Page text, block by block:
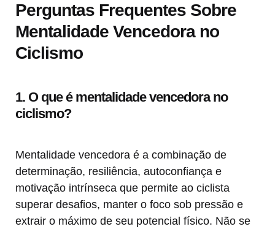
Perguntas Frequentes Sobre
Mentalidade Vencedora no
Ciclismo
1. O que é mentalidade vencedora no
ciclismo?
Mentalidade vencedora é a combinação de
determinação, resiliência, autoconfiança e
motivação intrínseca que permite ao ciclista
superar desafios, manter o foco sob pressão e
extrair o máximo de seu potencial físico. Não se